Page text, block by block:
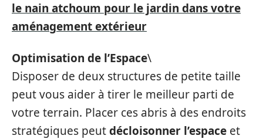
le nain atchoum pour le jardin dans votre
aménagement extérieur
Optimisation de l’Espace\
Disposer de deux structures de petite taille
peut vous aider à tirer le meilleur parti de
votre terrain. Placer ces abris à des endroits
stratégiques peutdécloisonner l’espace et